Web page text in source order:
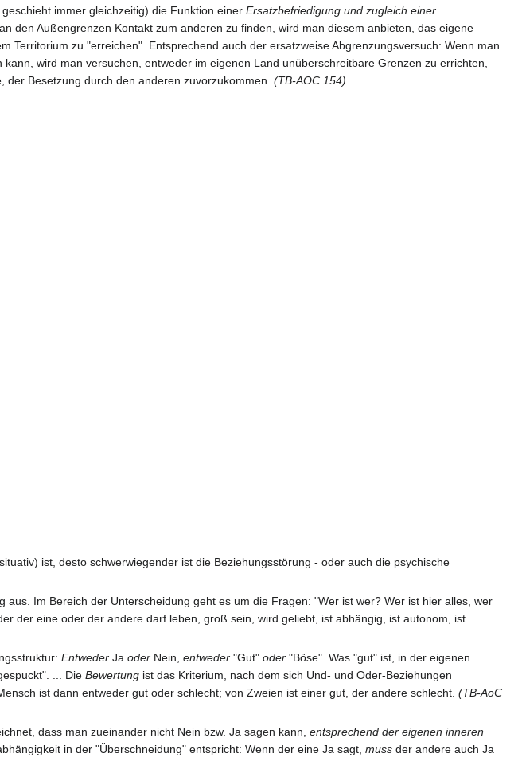
immer gleichzeitig) die Funktion einer Ersatzbefriedigung und zugleich einer
den Außengrenzen Kontakt zum anderen zu finden, wird man diesem anbieten, das eigene
Territorium zu "erreichen". Entsprechend auch der ersatzweise Abgrenzungsversuch: Wenn man
wird man versuchen, entweder im eigenen Land unüberschreitbare Grenzen zu errichten,
Besetzung durch den anderen zuvorzukommen. (TB-AOC 154)
ist, desto schwerwiegender ist die Beziehungsstörung - oder auch die psychische
Im Bereich der Unterscheidung geht es um die Fragen: "Wer ist wer? Wer ist hier alles, wer
der eine oder der andere darf leben, groß sein, wird geliebt, ist abhängig, ist autonom, ist
Entweder Ja oder Nein, entweder "Gut" oder "Böse". Was "gut" ist, in der eigenen
... Die Bewertung ist das Kriterium, nach dem sich Und- und Oder-Beziehungen
ist dann entweder gut oder schlecht; von Zweien ist einer gut, der andere schlecht. (TB-AoC
dass man zueinander nicht Nein bzw. Ja sagen kann, entsprechend der eigenen inneren
in der "Überschneidung" entspricht: Wenn der eine Ja sagt, muss der andere auch Ja